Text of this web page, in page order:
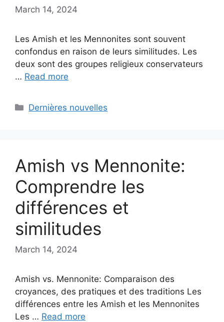
March 14, 2024
Les Amish et les Mennonites sont souvent
confondus en raison de leurs similitudes. Les
deux sont des groupes religieux conservateurs
… Read more
Categories
Dernières nouvelles
Amish vs Mennonite:
Comprendre les
différences et
similitudes
March 14, 2024
Amish vs. Mennonite: Comparaison des
croyances, des pratiques et des traditions Les
différences entre les Amish et les Mennonites
Les … Read more